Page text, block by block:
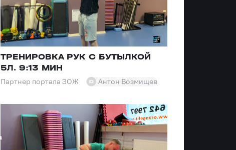
ТРЕНИРОВКА РУК С БУТЫЛКОЙ
5Л. 9:13 МИН
Партнер портала ЗОЖ Антон Возмищев